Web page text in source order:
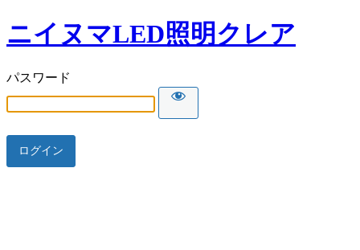
ニイヌマLED照明クレア
パスワード